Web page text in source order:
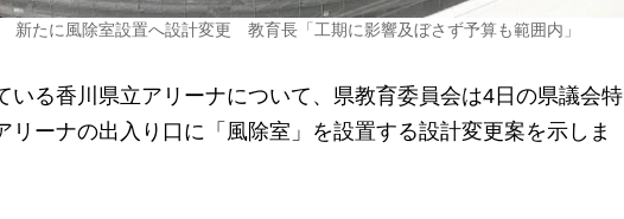
たに風除室設置へ設計変更 教育長「工期に影響及ぼさず予算も範囲内」
る香川県立アリーナについて、県教育委員会は4日の県議会特
リーナの出入り口に「風除室」を設置する設計変更案を示しま